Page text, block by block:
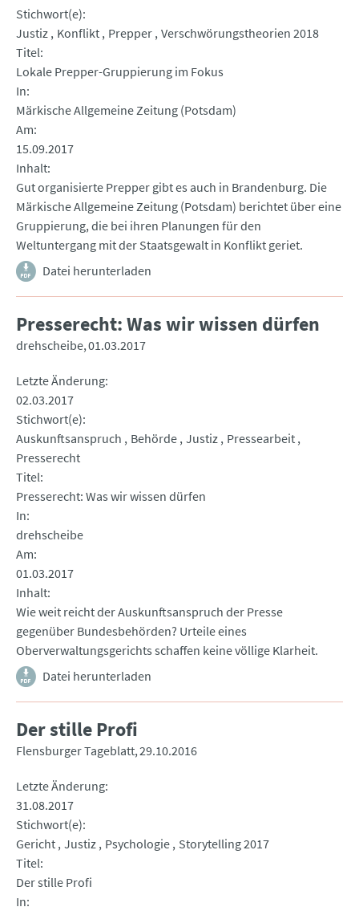
Stichwort(e)
Justiz Konflikt Prepper Verschwörungstheorien 2018
Titel
Lokale Prepper-Gruppierung im Fokus
In
Märkische Allgemeine Zeitung (Potsdam)
Am
15.09.2017
Inhalt
Gut organisierte Prepper gibt es auch in Brandenburg. Die
Märkische Allgemeine Zeitung (Potsdam) berichtet über eine
Gruppierung, die bei ihren Planungen für den
Weltuntergang mit der Staatsgewalt in Konflikt geriet.
Datei herunterladen
Presserecht: Was wir wissen dürfen
drehscheibe 01.03.2017
Letzte Änderung
02.03.2017
Stichwort(e)
Auskunftsanspruch
Behörde Justiz Pressearbeit
Presserecht
Titel
Presserecht: Was wir wissen dürfen
In
drehscheibe
Am
01.03.2017
Inhalt
Wie weit reicht der Auskunftsanspruch der Presse
gegenüber Bundesbehörden? Urteile eines
Oberverwaltungsgerichts schaffen keine völlige Klarheit.
Datei herunterladen
Der stille Profi
Flensburger Tageblatt 29.10.2016
Letzte Änderung
31.08.2017
Stichwort(e)
Gericht Justiz Psychologie Storytelling 2017
Titel
Der stille Profi
In